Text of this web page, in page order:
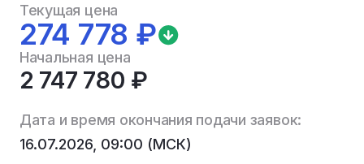
Текущая цена
274 778 ₽
Начальная цена
2 747 780 ₽
Дата и время окончания подачи заявок:
16.07.2026, 09:00 (МСК)